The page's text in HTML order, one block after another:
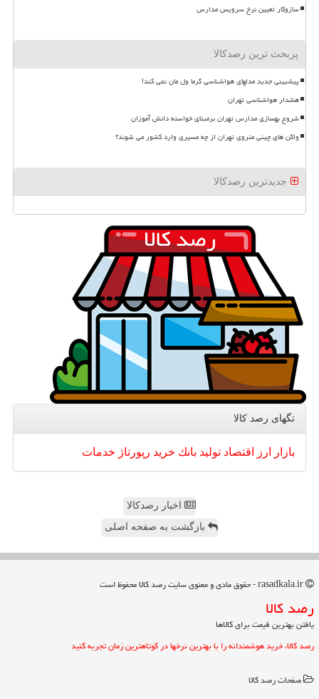
سازوکار تعیین نرخ سرویس مدارس
پربحث ترین رصدکالا
پیشبینی جدید مدلهای هواشناسی گرما ول مان نمی کند!
هشدار هواشناسی تهران
شروع بهسازی مدارس تهران برمبنای خواسته دانش آموزان
واگن های چینی متروی تهران از چه مسیری وارد کشور می شوند؟
جدیدترین رصدکالا
تگهای رصد كالا
بازار ارز اقتصاد تولید بانك خرید رپورتاژ خدمات
اخبار رصدکالا
بازگشت به صفحه اصلی
رصد كالا
یافتن بهترین قیمت برای کالاها
رصد کالا، خرید هوشمندانه را با بهترین نرخها در کوتاهترین زمان تجربه کنید
صفحات رصد كالا